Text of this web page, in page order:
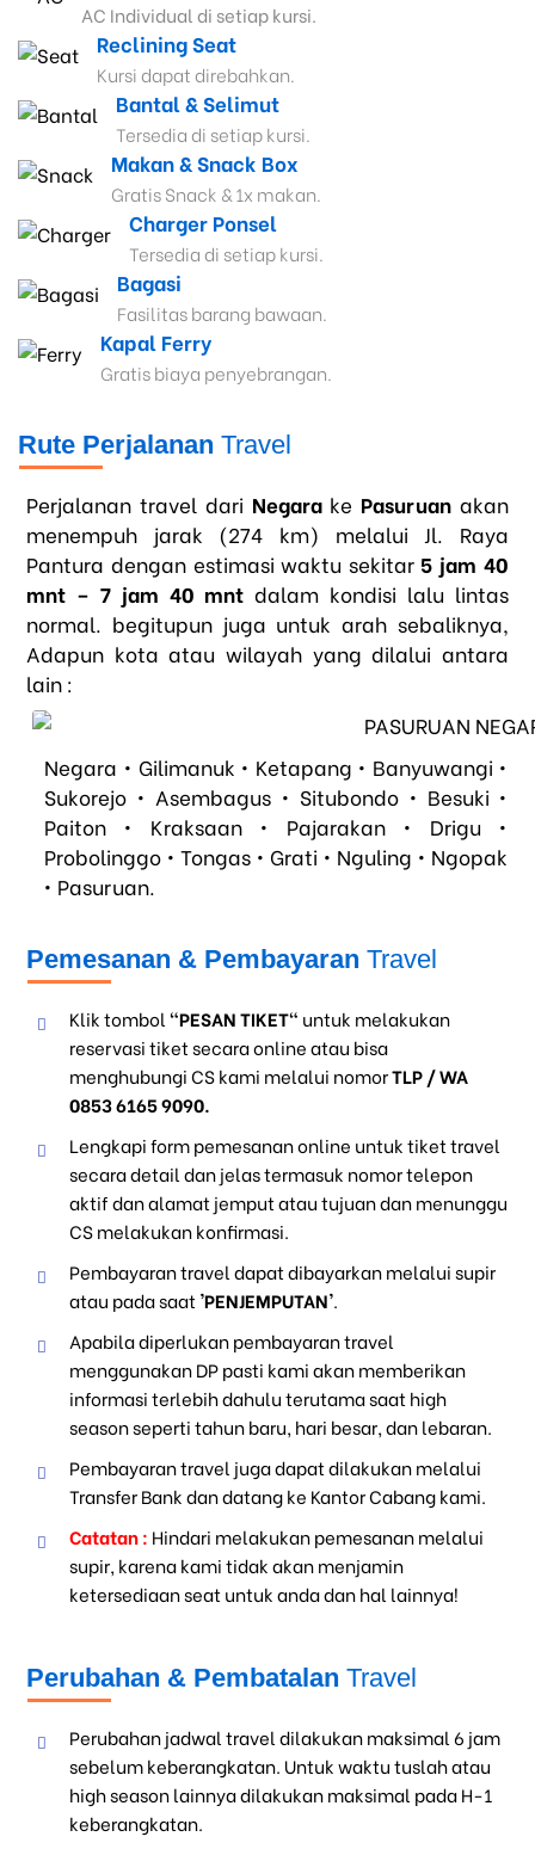
AC Individual di setiap kursi.
Reclining Seat
Kursi dapat direbahkan.
Bantal & Selimut
Tersedia di setiap kursi.
Makan & Snack Box
Gratis Snack & 1x makan.
Charger Ponsel
Tersedia di setiap kursi.
Bagasi
Fasilitas barang bawaan.
Kapal Ferry
Gratis biaya penyebrangan.
Rute Perjalanan Travel
Perjalanan travel dari Negara ke Pasuruanakan
menempuh jarak (274 km) melalui Jl. Raya
Pantura dengan estimasi waktu sekitar 5 jam 40
mnt – 7 jam 40 mnt dalam kondisi lalu lintas
normal. begitupun juga untuk arah sebaliknya,
Adapun kota atau wilayah yang dilalui antara
lain :
Negara • Gilimanuk • Ketapang • Banyuwangi •
Sukorejo • Asembagus • Situbondo • Besuki •
Paiton • Kraksaan • Pajarakan • Drigu •
Probolinggo • Tongas • Grati • Nguling • Ngopak
• Pasuruan.
Pemesanan & PembayaranTravel
Klik tombol"PESAN TIKET" untuk melakukan
reservasi tiket secara online atau bisa
menghubungi CS kami melalui nomorTLP / WA
0853 6165 9090.
Lengkapi form pemesanan online untuk tiket travel
secara detail dan jelas termasuk nomor telepon
aktif dan alamat jemput atau tujuan dan menunggu
CS melakukan konfirmasi.
Pembayaran travel dapat dibayarkan melalui supir
atau pada saat'PENJEMPUTAN'.
Apabila diperlukan pembayaran travel
menggunakan DP pasti kami akan memberikan
informasi terlebih dahulu terutama saat high
season seperti tahun baru, hari besar, dan lebaran.
Pembayaran travel juga dapat dilakukan melalui
Transfer Bank dan datang ke Kantor Cabang kami.
Catatan : Hindari melakukan pemesanan melalui
supir, karena kami tidak akan menjamin
ketersediaan seat untuk anda dan hal lainnya!
Perubahan & PembatalanTravel
Perubahan jadwal travel dilakukan maksimal 6 jam
sebelum keberangkatan. Untuk waktu tuslah atau
high season lainnya dilakukan maksimal pada H-1
keberangkatan.